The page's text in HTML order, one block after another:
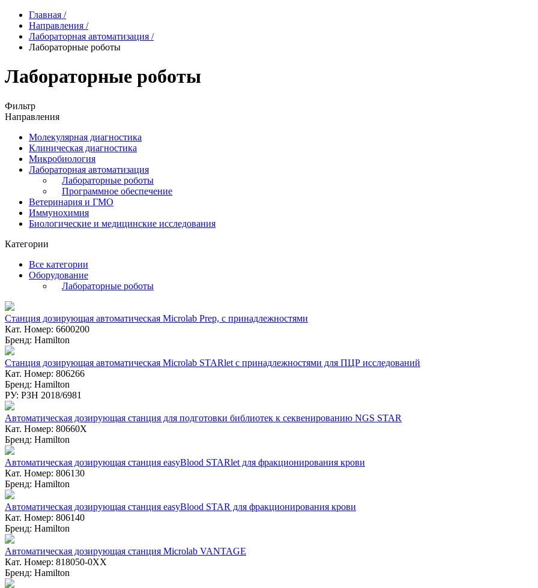
Главная /
Направления /
Лабораторная автоматизация /
Лабораторные роботы
Лабораторные роботы
Фильтр
Направления
Молекулярная диагностика
Клиническая диагностика
Микробиология
Лабораторная автоматизация
Лабораторные роботы
Программное обеспечение
Ветеринария и ГМО
Иммунохимия
Биологические и медицинские исследования
Категории
Все категории
Оборудование
Лабораторные роботы
Станция дозирующая автоматическая Microlab Prep, с принадлежностями
Кат. Номер: 6600200
Бренд: Hamilton
Станция дозирующая автоматическая Microlab STARlet с принадлежностями для ПЦР исследований
Кат. Номер: 806266
Бренд: Hamilton
РУ: РЗН 2018/6981
Автоматическая дозирующая станция для подготовки библиотек к секвенированию NGS STAR
Кат. Номер: 80660X
Бренд: Hamilton
Автоматическая дозирующая станция easyBlood STARlet для фракционирования крови
Кат. Номер: 806130
Бренд: Hamilton
Автоматическая дозирующая станция easyBlood STAR для фракционирования крови
Кат. Номер: 806140
Бренд: Hamilton
Автоматическая дозирующая станция Microlab VANTAGE
Кат. Номер: 818050-0ХХ
Бренд: Hamilton